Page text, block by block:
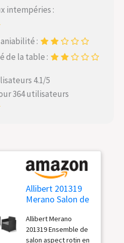
intempéries :
:
de la table :
4.1/5
364 utilisateurs
Allibert 201319
Merano Salon de
avec 2 fauteuils
+ 1 canapé + 1
Allibert Merano
201319 Ensemble de
salon aspect rotin en